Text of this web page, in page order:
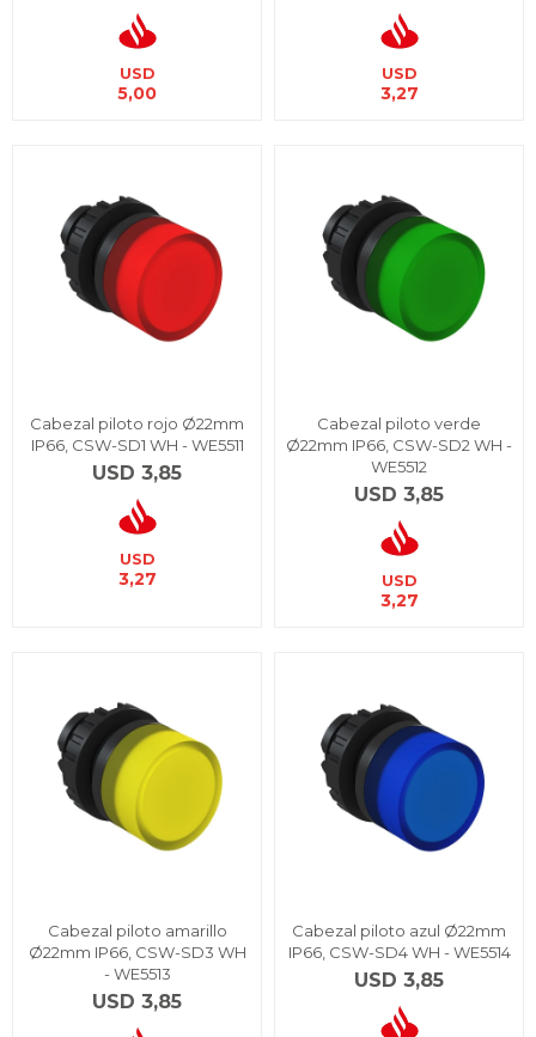
USD
5,00
USD
3,27
Cabezal piloto rojo Ø22mm
IP66, CSW-SD1 WH - WE5511
USD 3,85
USD
3,27
Cabezal piloto verde
Ø22mm IP66, CSW-SD2 WH -
WE5512
USD 3,85
USD
3,27
Cabezal piloto amarillo
Ø22mm IP66, CSW-SD3 WH
- WE5513
USD 3,85
Cabezal piloto azul Ø22mm
IP66, CSW-SD4 WH - WE5514
USD 3,85